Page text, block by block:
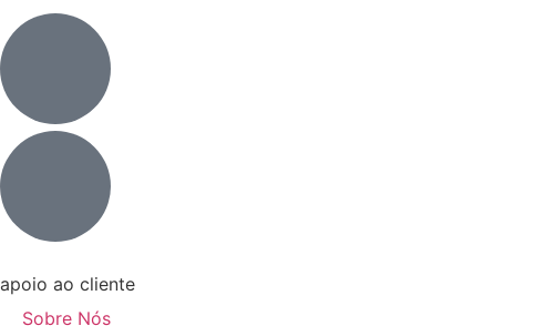
apoio ao cliente
Sobre Nós